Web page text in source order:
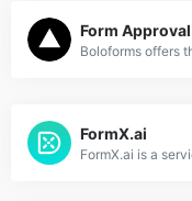
FormX.ai